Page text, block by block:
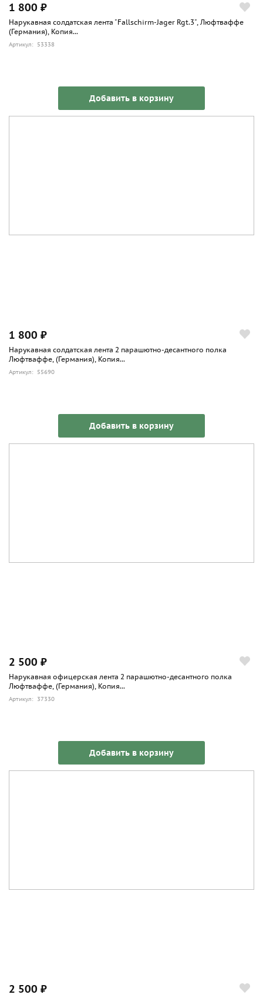
1 800 ₽
Нарукавная солдатская лента "Fallschirm-Jager Rgt.3", Люфтваффе
(Германия), Копия...
Артикул: 53338
Добавить в корзину
1 800 ₽
Нарукавная солдатская лента 2 парашютно-десантного полка
Люфтваффе, (Германия), Копия...
Артикул: 55690
Добавить в корзину
2 500 ₽
Нарукавная офицерская лента 2 парашютно-десантного полка
Люфтваффе, (Германия), Копия...
Артикул: 37330
Добавить в корзину
2 500 ₽